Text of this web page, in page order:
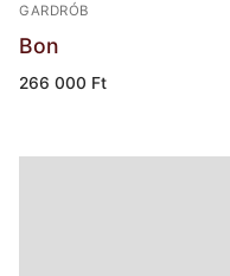
GARDRÓB
Bon
266 000 Ft